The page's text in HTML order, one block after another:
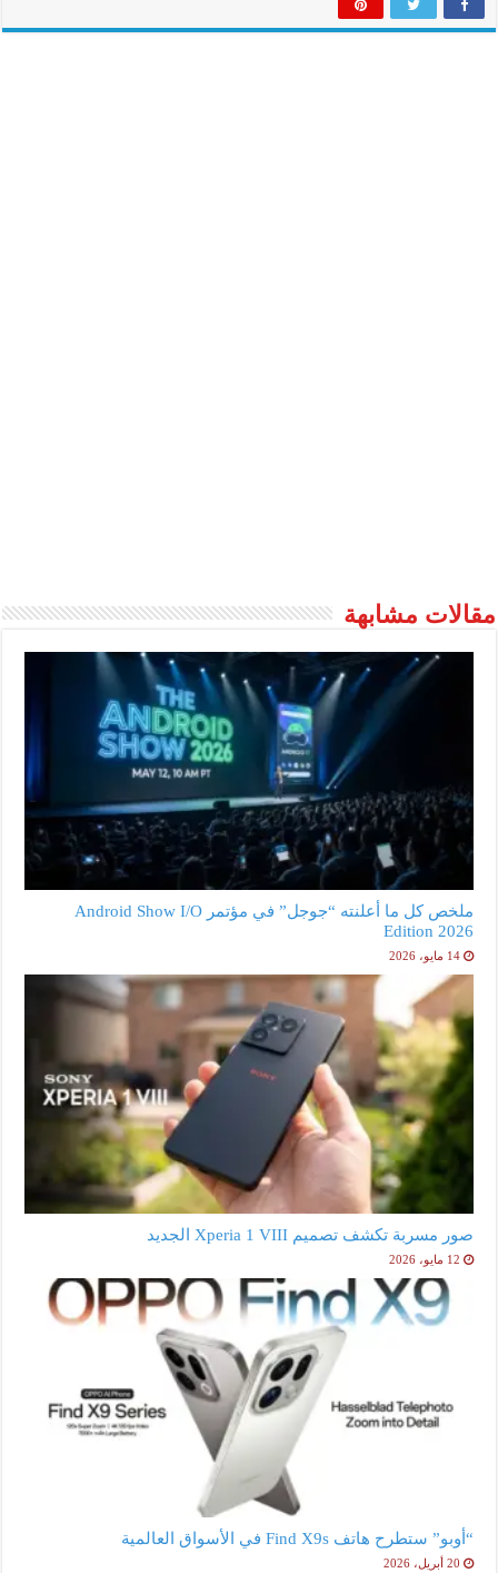
مقالات مشابهة
ملخص كل ما أعلنته “جوجل” في مؤتمر Android Show I/O
Edition 2026
14 مايو، 2026
صور مسربة تكشف تصميم Xperia 1 VIII الجديد
12 مايو، 2026
“أوبو” ستطرح هاتف Find X9s في الأسواق العالمية
20 أبريل، 2026